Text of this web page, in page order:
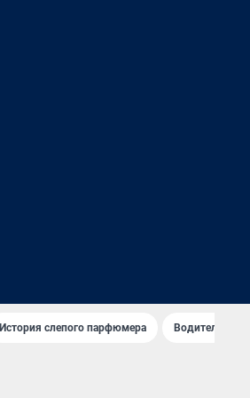
История слепого парфюмера Водители